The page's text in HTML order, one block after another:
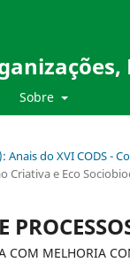
Sobre
Anais do XVI CODS -
Criativa e Eco
COM MELHORIA